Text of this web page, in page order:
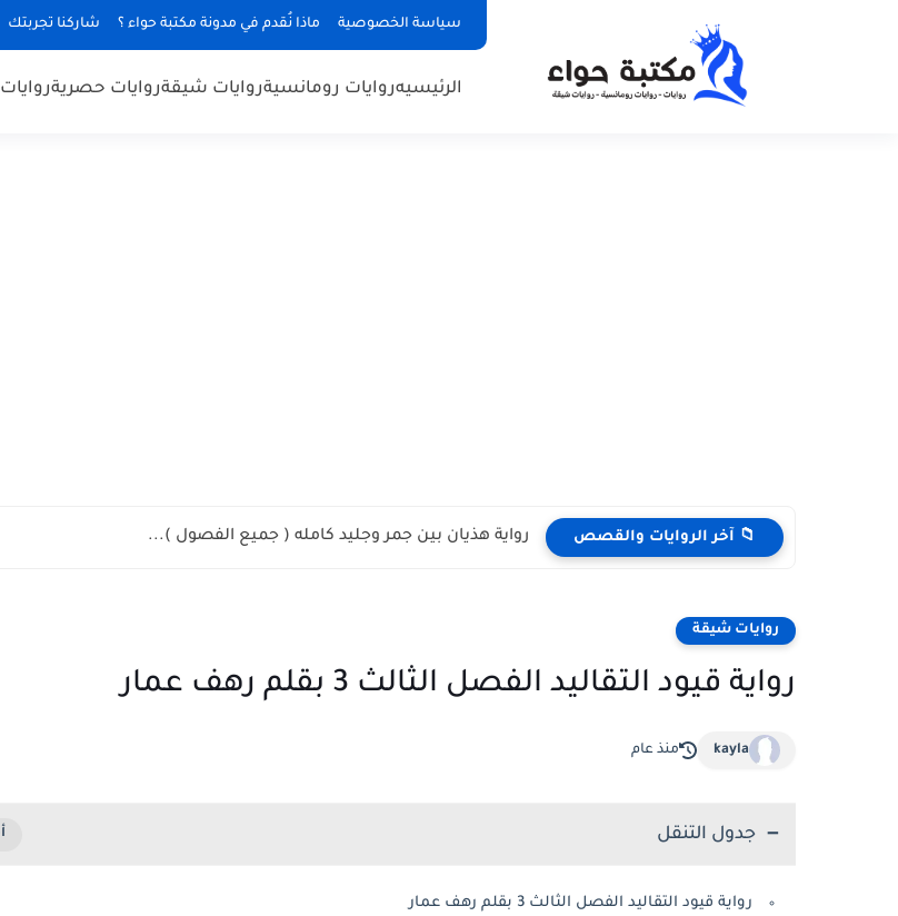
سياسة الخصوصية ماذا نُقدم في مدونة مكتبة حواء ؟ شاركنا تجربتك
الرئيسيهروايات رومانسيةروايات شيقةروايات حصريةروايات
📁 آخر الروايات والقصص رواية هذيان بين جمر وجليد كامله ( جميع الفصول )...
روايات شيقة
رواية قيود التقاليد الفصل الثالث 3 بقلم رهف عمار
kayla منذ عام
جدول التنقل
رواية قيود التقاليد الفصل الثالث 3 بقلم رهف عمار